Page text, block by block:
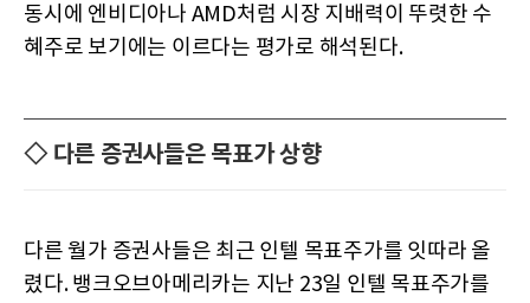
동시에 엔비디아나 AMD처럼 시장 지배력이 뚜렷한 수
혜주로 보기에는 이르다는 평가로 해석된다.
◇ 다른 증권사들은 목표가 상향
다른 월가 증권사들은 최근 인텔 목표주가를 잇따라 올
렸다. 뱅크오브아메리카는 지난 23일 인텔 목표주가를